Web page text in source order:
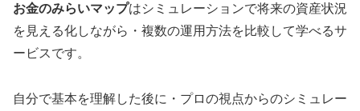
お金のみらいマップはシミュレーションで将来の資産状況
を見える化しながら・複数の運用方法を比較して学べるサ
ービスです。
自分で基本を理解した後に・プロの視点からのシミュレー